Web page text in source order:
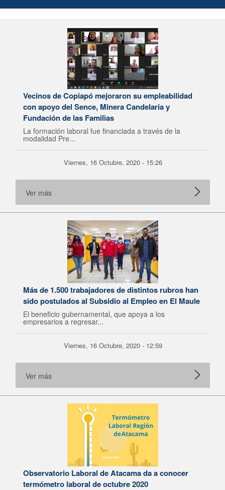
Vecinos de Copiapó mejoraron su empleabilidad
con apoyo del Sence, Minera Candelaria y
Fundación de las Familias
La formación laboral fue financiada a través de la
modalidad Pre...
Viernes, 16 Octubre, 2020 - 15:26
Ver más
Más de 1.500 trabajadores de distintos rubros han
sido postulados al Subsidio al Empleo en El Maule
El beneficio gubernamental, que apoya a los
empresarios a regresar...
Viernes, 16 Octubre, 2020 - 12:59
Ver más
Observatorio Laboral de Atacama da a conocer
termómetro laboral de octubre 2020